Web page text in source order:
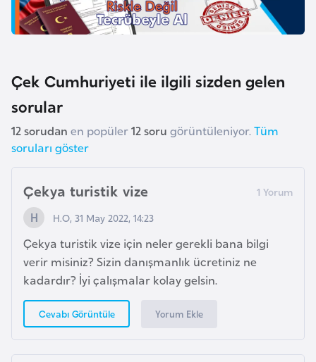
Çek Cumhuriyeti ile ilgili sizden gelen
sorular
12 sorudan en popüler12 soru görüntüleniyor. Tüm
soruları göster
Çekya turistik vize
H.O, 31 May 2022, 14:23
Çekya turistik vize için neler gerekli bana bilgi
verir misiniz? Sizin danışmanlık ücretiniz ne
kadardır? İyi çalışmalar kolay gelsin.
Cevabı Görüntüle Yorum Ekle
s
t
E
s
t
o
n
y
a
E
t
i
p